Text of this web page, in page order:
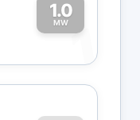
1.0
MW1